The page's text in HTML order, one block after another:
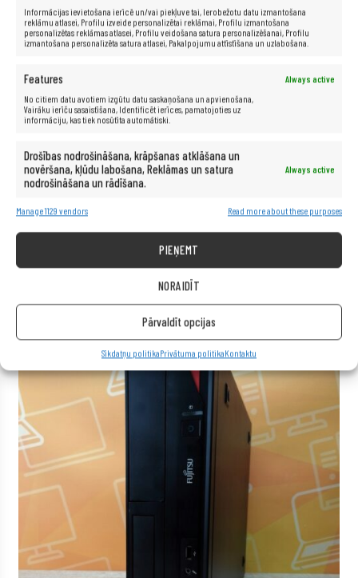
Informācijas ievietošana ierīcē un/vai piekļuve tai, Ierobežotu datu izmantošana
reklāmu atlasei, Profilu izveide personalizētai reklāmai, Profilu izmantošana
personalizētas reklāmas atlasei, Profilu veidošana satura personalizēšanai, Profilu
izmantošana personalizēta satura atlasei, Pakalpojumu attīstīšana un uzlabošana.
Features
Always active
No citiem datu avotiem izgūtu datu saskaņošana un apvienošana,
Vairāku ierīču sasaistīšana, Identificēt ierīces, pamatojoties uz
informāciju, kas tiek nosūtīta automātiski.
Drošības nodrošināšana, krāpšanas atklāšana un
novēršana, kļūdu labošana, Reklāmas un satura
nodrošināšana un rādīšana.
Always active
Manage 1129 vendors Read more about these purposes
PIEŅEMT
NORAIDĪT
Pārvaldīt opcijas
Sīkdatņu politikaPrivātuma politikaKontaktu
Garantija:24 mēneši